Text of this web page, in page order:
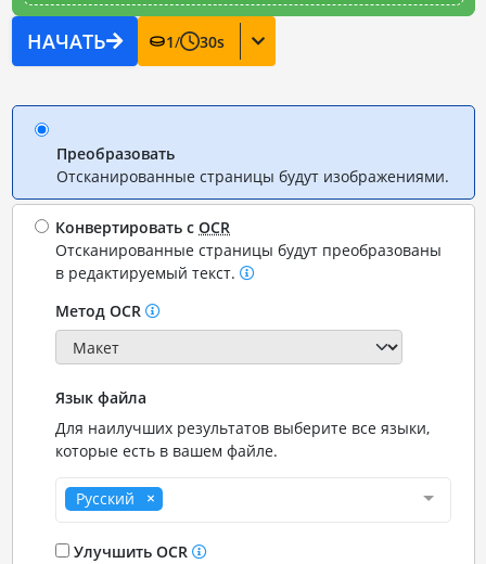
НАЧАТЬ 1/ 30s
Преобразовать
Отсканированные страницы будут изображениями.
Конвертировать сOCR
Отсканированные страницы будут преобразованы
в редактируемый текст.
Метод OCR
Язык файла
Для наилучших результатов выберите все языки,
которые есть в вашем файле.
Русский
Улучшить OCR